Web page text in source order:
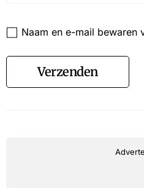
Naam en e-mail bewaren
Verzenden